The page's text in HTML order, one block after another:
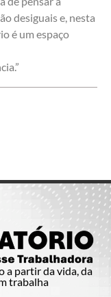
desiguais e, nesta
é um espaço
a partir da vida, da
trabalha